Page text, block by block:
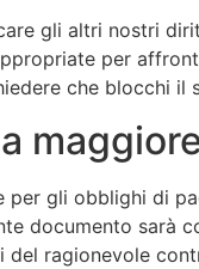
gli altri nostri
per
che blocchi il
per gli obblighi di
documento sarà
del ragionevole